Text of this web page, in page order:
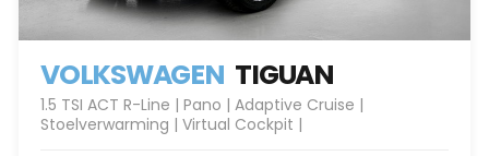
VOLKSWAGEN TIGUAN
1.5 TSI ACT R-Line | Pano | Adaptive Cruise |
Stoelverwarming | Virtual Cockpit |